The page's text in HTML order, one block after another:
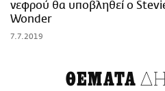
νεφρού θα υποβληθεί ο
Wonder
7.7.2019
ΘΕΜΑΤΑ